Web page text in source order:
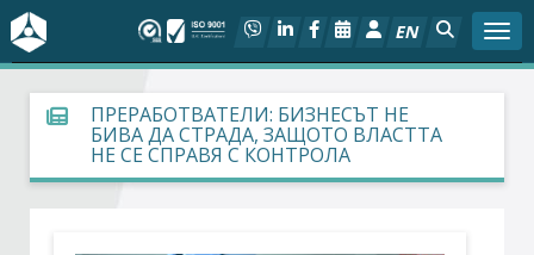
EN
За БСК
На фокус
ПРЕРАБОТВАТЕЛИ: БИЗНЕСЪТ НЕ
БИВА ДА СТРАДА, ЗАЩОТО ВЛАСТТА
НЕ СЕ СПРАВЯ С КОНТРОЛА